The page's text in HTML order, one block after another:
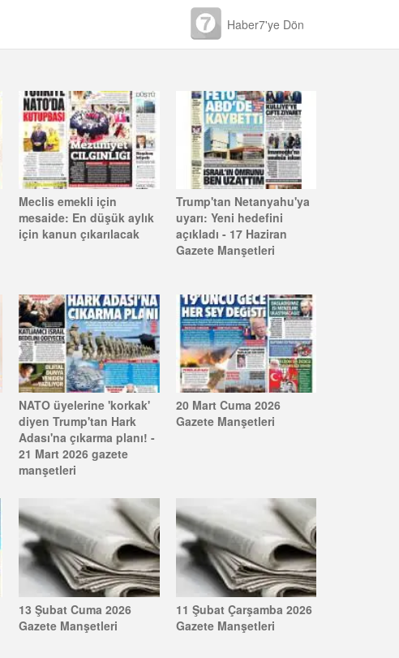
Haber7'ye Dön
Meclis emekli için
mesaide: En düşük aylık
için kanun çıkarılacak
Trump'tan Netanyahu'ya
uyarı: Yeni hedefini
açıkladı - 17 Haziran
Gazete Manşetleri
NATO üyelerine 'korkak'
diyen Trump'tan Hark
Adası'na çıkarma planı! -
21 Mart 2026 gazete
manşetleri
20 Mart Cuma 2026
Gazete Manşetleri
13 Şubat Cuma 2026
Gazete Manşetleri
11 Şubat Çarşamba 2026
Gazete Manşetleri